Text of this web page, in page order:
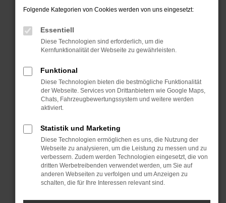
Manche Erweiterungen, wie Werbeblocker,
können das Laden bestimmter Seiten
verhindern. Funktioniert die Seite in einem
Fenster?
Starte dein Gerät neu.
Das kann manchmal helfen, vorübergehende
Probleme zu beheben.
Stelle sicher, dass dein Browser und dein
Betriebssystem auf dem neuesten Stand
sind.
Veraltete Software birgt nicht nur ein
Sicherheitsrisiko, sondern kann auch dazu
führen, dass bestimmte Funktionen nicht mehr
Folgende Kategorien von Cookies werden von uns eingesetzt:
Essentiell
Diese Technologien sind erforderlich, um die
Kernfunktionalität der Webseite zu gewährleisten.
Funktional
Diese Technologien bieten die bestmögliche Funktionalität
der Webseite. Services von Drittanbietern wie Google Maps,
Chats, Fahrzeugbewertungssystem und weitere werden
aktiviert.
Statistik und Marketing
Diese Technologien ermöglichen es uns, die Nutzung der
Webseite zu analysieren, um die Leistung zu messen und zu
verbessern. Zudem werden Technologien eingesetzt, die von
dritten Werbetreibenden verwendet werden, um Sie auf
anderen Webseiten zu verfolgen und um Anzeigen zu
schalten, die für Ihre Interessen relevant sind.